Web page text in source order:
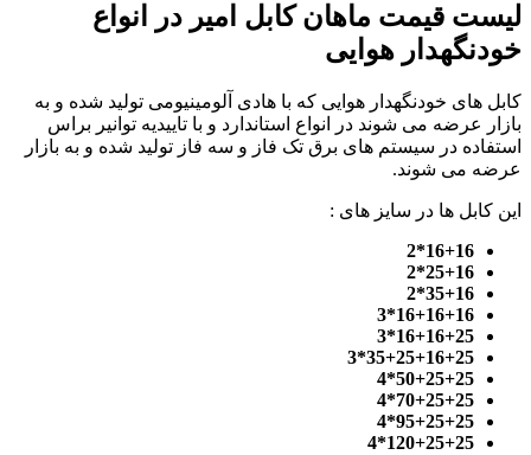
لیست قیمت ماهان کابل امیر در انواع
خودنگهدار هوایی
کابل های خودنگهدار هوایی که با هادی آلومینیومی تولید شده و به
بازار عرضه می شوند در انواع استاندارد و با تاییدیه توانیر براس
استفاده در سیستم های برق تک فاز و سه فاز تولید شده و به بازار
عرضه می شوند.
این کابل ها در سایز های :
16+16*2
25+16*2
35+16*2
16+16+16*3
16+16+25*3
35+25+16+25*3
50+25+25*4
70+25+25*4
95+25+25*4
120+25+25*4